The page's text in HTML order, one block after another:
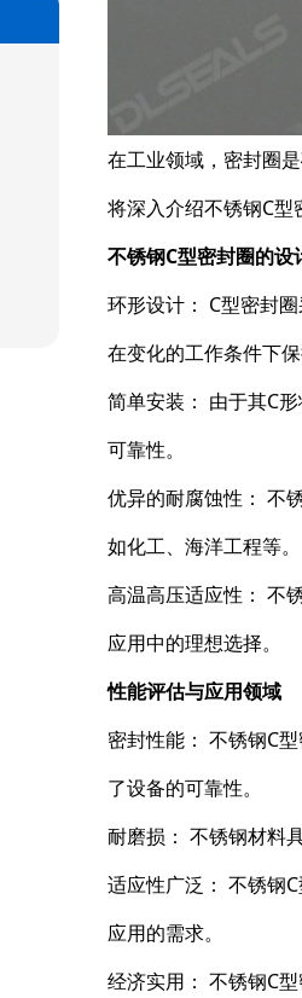
在工业领域，密封圈
将深入介绍不锈钢C型
不锈钢C型密封圈的设
环形设计： C型密封
在变化的工作条件下
简单安装： 由于其C
可靠性。
优异的耐腐蚀性： 不
如化工、海洋工程等。
高温高压适应性： 不
应用中的理想选择。
性能评估与应用领域
密封性能： 不锈钢C
了设备的可靠性。
耐磨损： 不锈钢材料
适应性广泛： 不锈钢
应用的需求。
经济实用： 不锈钢C